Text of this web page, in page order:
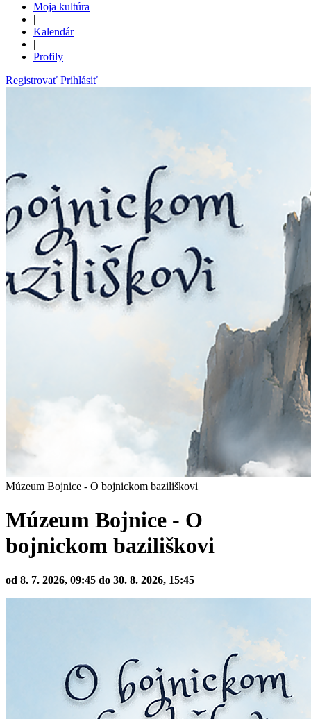
Moja kultúra
|
Kalendár
|
Profily
Registrovať Prihlásiť
Múzeum Bojnice - O bojnickom baziliškovi
Múzeum Bojnice - O
bojnickom baziliškovi
od 8. 7. 2026, 09:45 do 30. 8. 2026, 15:45